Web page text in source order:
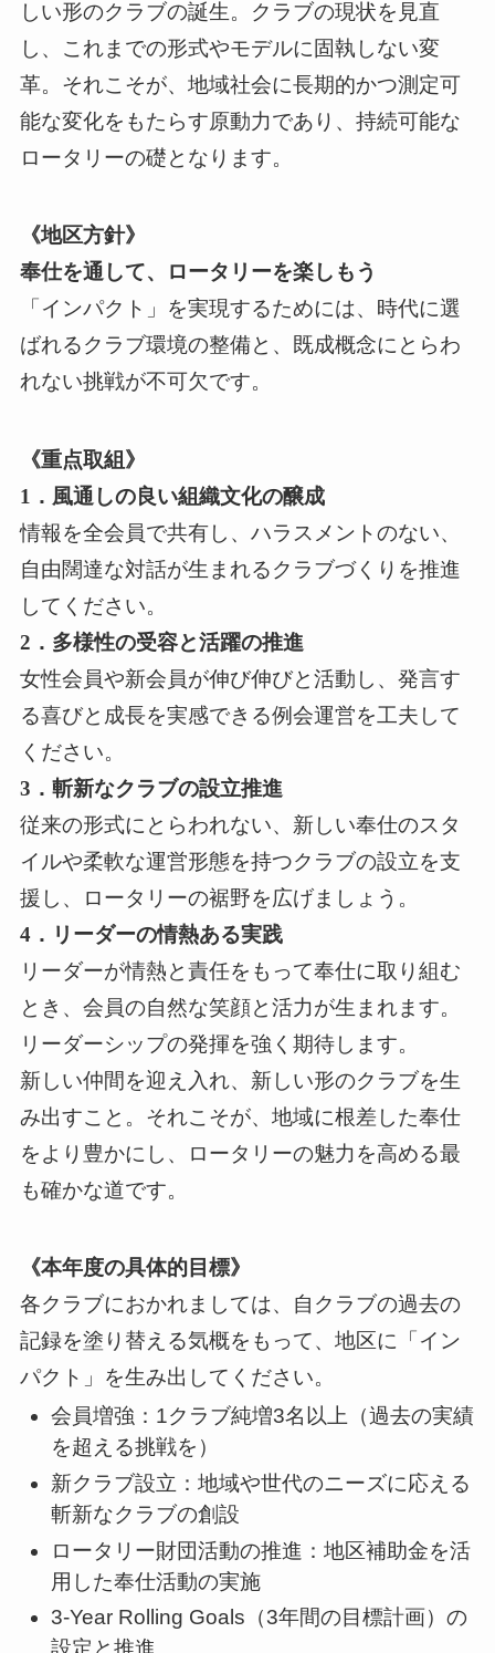
しい形のクラブの誕生。クラブの現状を見直
し、これまでの形式やモデルに固執しない変
革。それこそが、地域社会に長期的かつ測定可
能な変化をもたらす原動力であり、持続可能な
ロータリーの礎となります。
《地区方針》
奉仕を通して、ロータリーを楽しもう
「インパクト」を実現するためには、時代に選
ばれるクラブ環境の整備と、既成概念にとらわ
れない挑戦が不可欠です。
《重点取組》
1．風通しの良い組織文化の醸成
情報を全会員で共有し、ハラスメントのない、
自由闊達な対話が生まれるクラブづくりを推進
してください。
2．多様性の受容と活躍の推進
女性会員や新会員が伸び伸びと活動し、発言す
る喜びと成長を実感できる例会運営を工夫して
ください。
3．斬新なクラブの設立推進
従来の形式にとらわれない、新しい奉仕のスタ
イルや柔軟な運営形態を持つクラブの設立を支
援し、ロータリーの裾野を広げましょう。
4．リーダーの情熱ある実践
リーダーが情熱と責任をもって奉仕に取り組む
とき、会員の自然な笑顔と活力が生まれます。
リーダーシップの発揮を強く期待します。
新しい仲間を迎え入れ、新しい形のクラブを生
み出すこと。それこそが、地域に根差した奉仕
をより豊かにし、ロータリーの魅力を高める最
も確かな道です。
《本年度の具体的目標》
各クラブにおかれましては、自クラブの過去の
記録を塗り替える気概をもって、地区に「イン
パクト」を生み出してください。
会員増強：1クラブ純増3名以上（過去の実績
を超える挑戦を）
新クラブ設立：地域や世代のニーズに応える
斬新なクラブの創設
ロータリー財団活動の推進：地区補助金を活
用した奉仕活動の実施
3-Year Rolling Goals（3年間の目標計画）の
設定と推進